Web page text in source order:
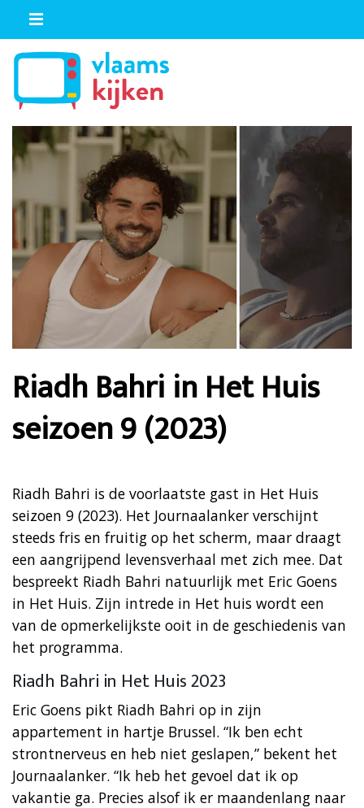
Riadh Bahri in Het Huis
seizoen 9 (2023)
Riadh Bahri is de voorlaatste gast in Het Huis
seizoen 9 (2023). Het Journaalanker verschijnt
steeds fris en fruitig op het scherm, maar draagt
een aangrijpend levensverhaal met zich mee. Dat
bespreekt Riadh Bahri natuurlijk met Eric Goens
in Het Huis. Zijn intrede in Het huis wordt een
van de opmerkelijkste ooit in de geschiedenis van
het programma.
Riadh Bahri in Het Huis 2023
Eric Goens pikt Riadh Bahri op in zijn
appartement in hartje Brussel. “Ik ben echt
strontnerveus en heb niet geslapen,” bekent het
Journaalanker. “Ik heb het gevoel dat ik op
vakantie ga. Precies alsof ik er maandenlang naar